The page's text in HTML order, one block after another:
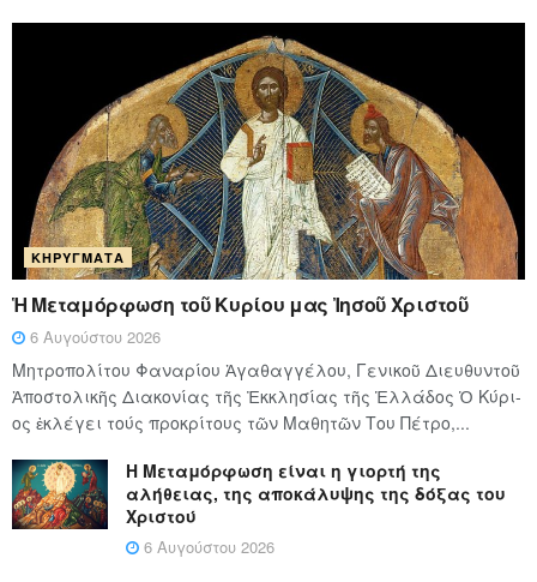
ΚΗΡΎΓΜΑΤΑ
Ἡ Μεταμόρφωση τοῦ Κυρίου μας Ἰησοῦ Χριστοῦ
6 Αυγούστου 2026
Μητροπολίτου Φαναρίου Ἀγαθαγγέλου, Γενικοῦ Διευθυντοῦ
Ἀποστολικῆς Διακονίας τῆς Ἐκκλησίας τῆς Ἑλλάδος Ὁ Κύ­ρι­
ος ἐκλέγει τούς προ­κρί­τους τῶν Μα­θη­τῶν Του Πέ­τρο,...
Η Μεταμόρφωση είναι η γιορτή της
αλήθειας, της αποκάλυψης της δόξας του
Χριστού
6 Αυγούστου 2026